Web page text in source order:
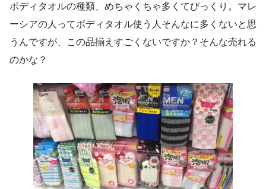
ボディタオルの種類、めちゃくちゃ多くてびっくり。マレ
ーシアの人ってボディタオル使う人そんなに多くないと思
うんですが、この品揃えすごくないですか？そんな売れる
のかな？